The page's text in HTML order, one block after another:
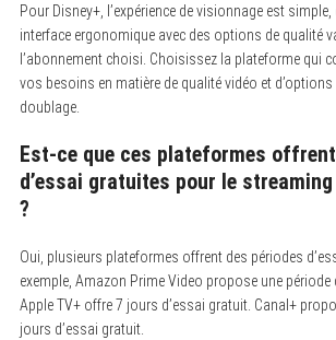
Pour Disney+, l’expérience de visionnage est simple,
interface ergonomique avec des options de qualité
l’abonnement choisi. Choisissez la plateforme qui
vos besoins en matière de qualité vidéo et
doublage.
Est-ce que ces plateformes
d’essai gratuites pour le
?
Oui, plusieurs plateformes offrent des périodes
exemple, Amazon Prime Video propose une période
Apple TV+ offre 7 jours d’essai gratuit. Canal+
jours d’essai gratuit.